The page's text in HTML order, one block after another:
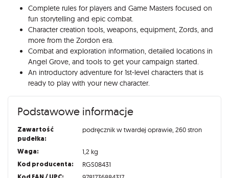
Complete rules for players and Game Masters focused on
fun storytelling and epic combat.
Character creation tools, weapons, equipment, Zords, and
more from the Zordon era.
Combat and exploration information, detailed locations in
Angel Grove, and tools to get your campaign started.
An introductory adventure for 1st-level characters that is
ready to play with your new character.
Podstawowe informacje
Zawartość
pudełka:
podręcznik w twardej oprawie, 260 stron
Waga: 1,2 kg
Kod producenta: RGS08431